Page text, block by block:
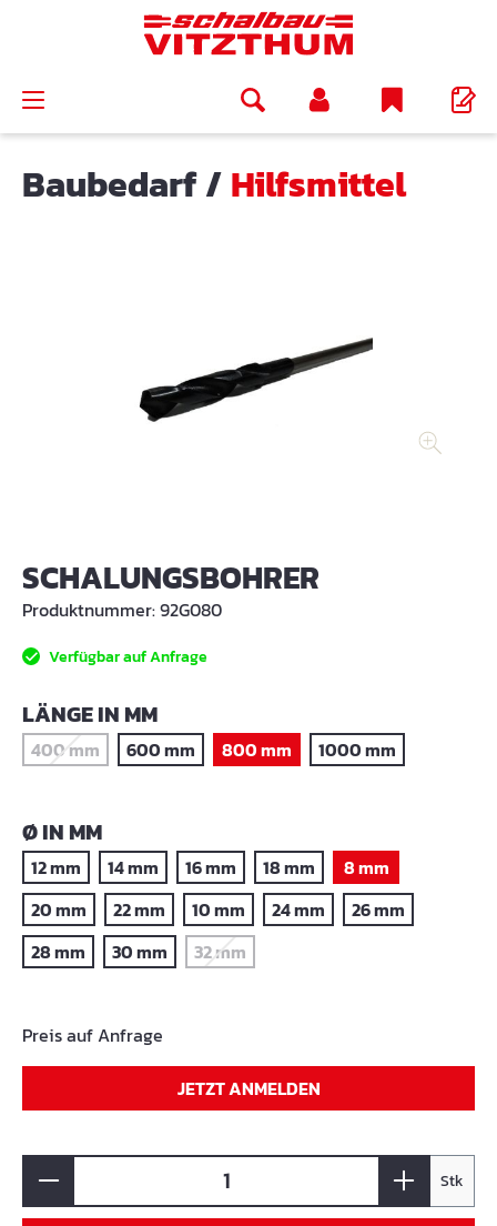
Baubedarf/Hilfsmittel
SCHALUNGSBOHRER
Produktnummer:92G080
Verfügbar auf Anfrage
LÄNGE IN MMAUSWÄHLEN
400 mm(Diese Option ist zurzeit nicht verfügbar.)
600 mm 800 mm 1000 mm
Ø IN MMAUSWÄHLEN
12 mm 14 mm 16 mm 18 mm
8 mm
20 mm
22 mm 10 mm 24 mm
26 mm
28 mm
30 mm 32 mm(Diese Option ist zurzeit nicht
Preis auf Anfrage
JETZT ANMELDEN
Stk